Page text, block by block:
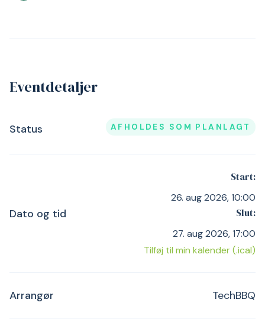
Eventdetaljer
Status AFHOLDES SOM PLANLAGT
Dato og tid
Start:
26. aug 2026, 10:00
Slut:
27. aug 2026, 17:00
Tilføj til min kalender (.ical)
Arrangør TechBBQ